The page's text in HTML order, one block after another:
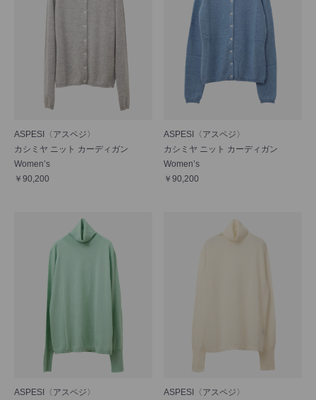
ASPESI〈アスペジ〉
カシミヤ ニット カーディガン
Women’s
￥90,200
ASPESI〈アスペジ〉
カシミヤ ニット カーディガン
Women’s
￥90,200
ASPESI〈アスペジ〉
ASPESI〈アスペジ〉